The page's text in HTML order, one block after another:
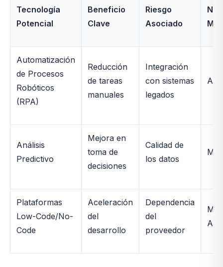
Tecnología
Potencial
Beneficio
Clave
Riesgo
Asociado
Automatización
de Procesos
Robóticos
(RPA)
Reducción
de tareas
manuales
Integración
con sistemas
legados
Alto
Análisis
Predictivo
Mejora en
toma de
decisiones
Calidad de
los datos
Plataformas
Low-Code/No-
Code
Aceleración
del
desarrollo
Dependencia
del
proveedor
Alto